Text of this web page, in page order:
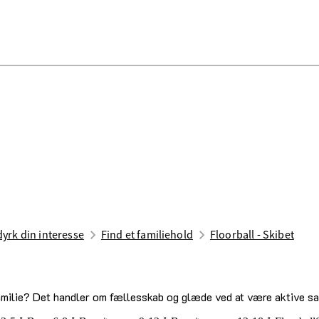
din interesse Find et familiehold Floorball - Skibet
Det handler om fællesskab og glæde ved at være aktive